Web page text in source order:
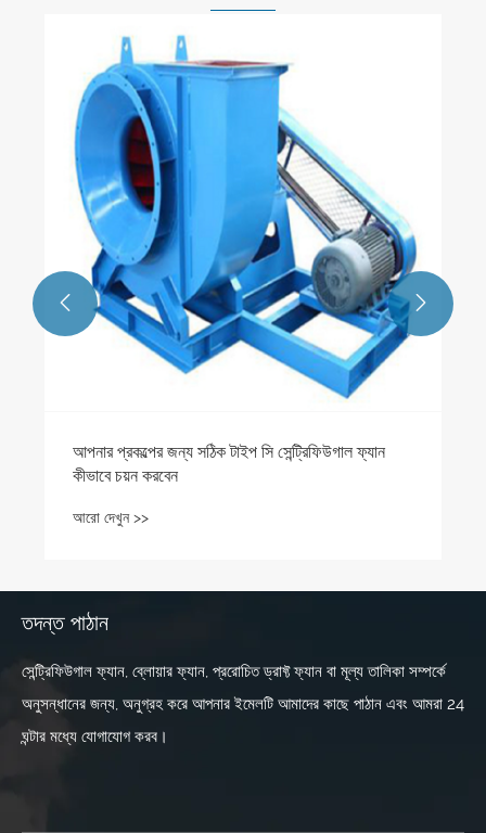
আপনার প্রকল্পের জন্য সঠিক টাইপ সি সেন্ট্রিফিউগাল ফ্যান
কীভাবে চয়ন করবেন
আরো দেখুন >>
 
তদন্ত পাঠান
সেন্ট্রিফিউগাল ফ্যান, ব্লোয়ার ফ্যান, প্ররোচিত ড্রাফ্ট ফ্যান বা মূল্য তালিকা সম্পর্কে
অনুসন্ধানের জন্য, অনুগ্রহ করে আপনার ইমেলটি আমাদের কাছে পাঠান এবং আমরা 24
ঘন্টার মধ্যে যোগাযোগ করব।